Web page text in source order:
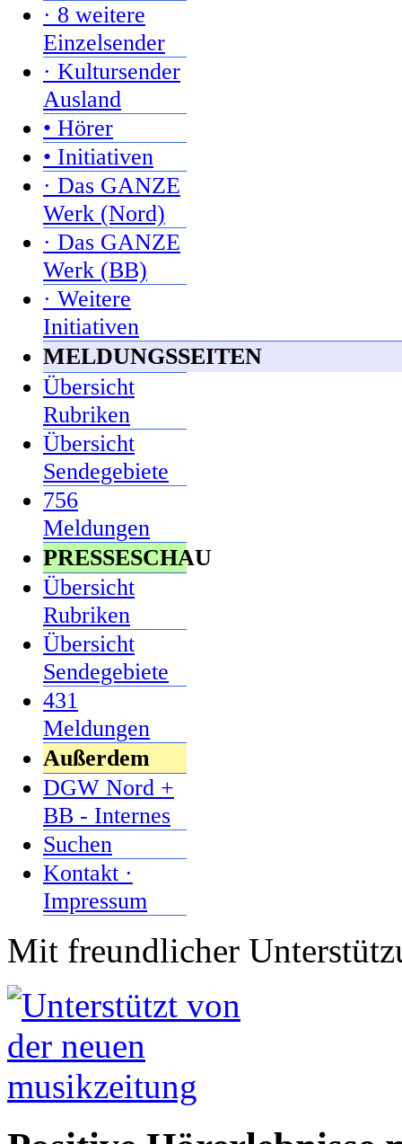
· 8 weitere
Einzelsender
· Kultursender
Ausland
• Hörer
• Initiativen
· Das GANZE
Werk (Nord)
· Das GANZE
Werk (BB)
· Weitere
Initiativen
MELDUNGSSEITEN
Übersicht
Rubriken
Übersicht
Sendegebiete
756
Meldungen
PRESSESCHAU
Übersicht
Rubriken
Übersicht
Sendegebiete
431
Meldungen
Außerdem
DGW Nord +
BB - Internes
Suchen
Kontakt ·
Impressum
Mit freundlicher